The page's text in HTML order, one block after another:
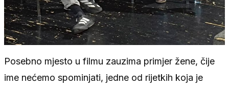
Posebno mjesto u filmu zauzima primjer žene, čije
ime nećemo spominjati, jedne od rijetkih koja je